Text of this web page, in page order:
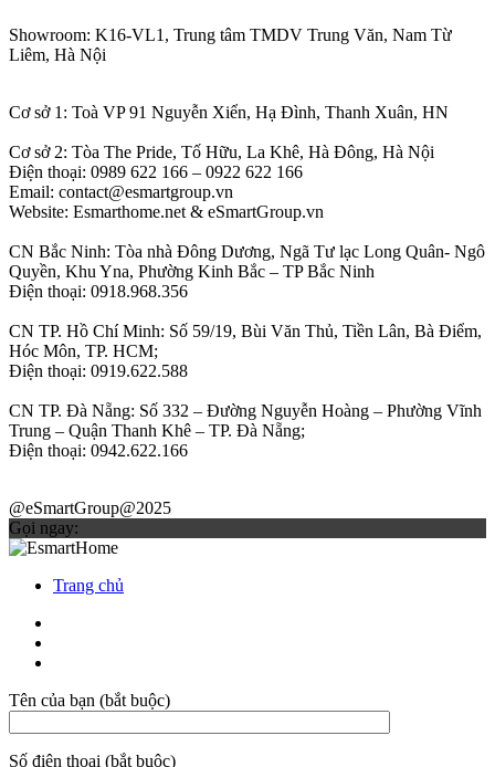
Showroom: K16-VL1, Trung tâm TMDV Trung Văn, Nam Từ
Liêm, Hà Nội
Cơ sở 1: Toà VP 91 Nguyễn Xiển, Hạ Đình, Thanh Xuân, HN
Cơ sở 2: Tòa The Pride, Tố Hữu, La Khê, Hà Đông, Hà Nội
Điện thoại: 0989 622 166 – 0922 622 166
Email: contact@esmartgroup.vn
Website: Esmarthome.net & eSmartGroup.vn
CN Bắc Ninh: Tòa nhà Đông Dương, Ngã Tư lạc Long Quân- Ngô
Quyền, Khu Yna, Phường Kinh Bắc – TP Bắc Ninh
Điện thoại: 0918.968.356
CN TP. Hồ Chí Minh: Số 59/19, Bùi Văn Thủ, Tiền Lân, Bà Điểm,
Hóc Môn, TP. HCM;
Điện thoại: 0919.622.588
CN TP. Đà Nẵng: Số 332 – Đường Nguyễn Hoàng – Phường Vĩnh
Trung – Quận Thanh Khê – TP. Đà Nẵng;
Điện thoại: 0942.622.166
@eSmartGroup@2025
Gọi ngay:
Trang chủ
Tên của bạn (bắt buộc)
Số điện thoại (bắt buộc)